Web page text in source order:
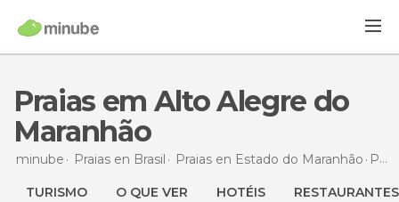
Praias em Alto Alegre do
Maranhão
minube Praias en Brasil Praias en Estado do Maranhão Praias
TURISMO O QUE VER HOTÉIS RESTAURANTES